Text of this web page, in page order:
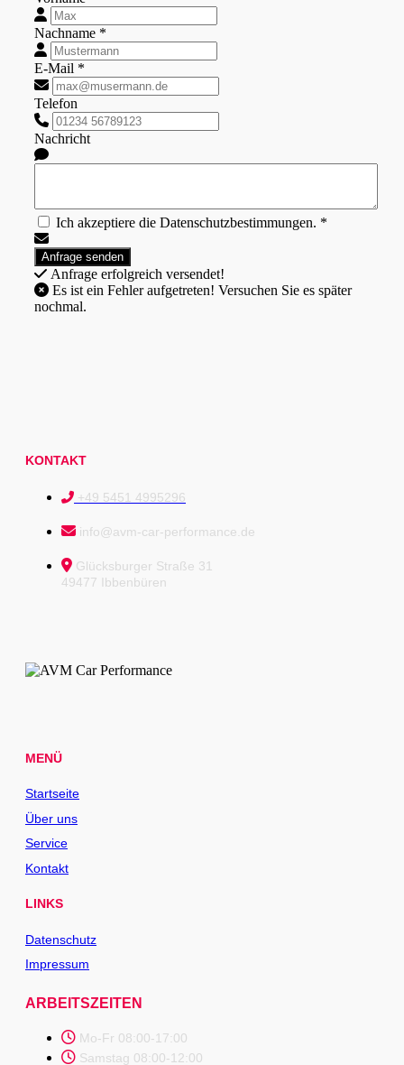
Nachname *
E-Mail *
Telefon
Nachricht
Ich akzeptiere die Datenschutzbestimmungen. *
Anfrage erfolgreich versendet!
nochmal.
KONTAKT
+49 5451 4995296
info@avm-car-performance.de
Glücksburger Straße 31
49477 Ibbenbüren
MENÜ
Startseite
Über uns
Service
Kontakt
LINKS
Datenschutz
Impressum
ARBEITSZEITEN
Mo-Fr 08:00-17:00
Samstag 08:00-12:00